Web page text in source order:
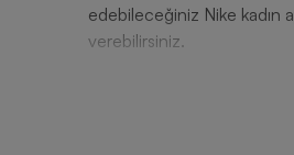
edebileceğiniz Nike kadın
verebilirsiniz.